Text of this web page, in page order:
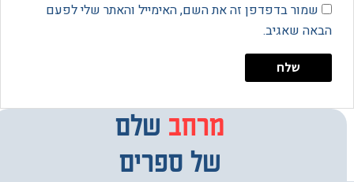
בדפדפן זה את השם, האימייל והאתר שלי לפעם
שאגיב.
מרחב
מבחרשלם
של ספרים